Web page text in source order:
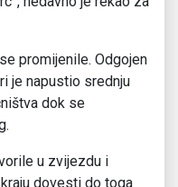
promijenile. Odgojen
je napustio srednju
dok se
u zvijezdu i
dovesti do toga